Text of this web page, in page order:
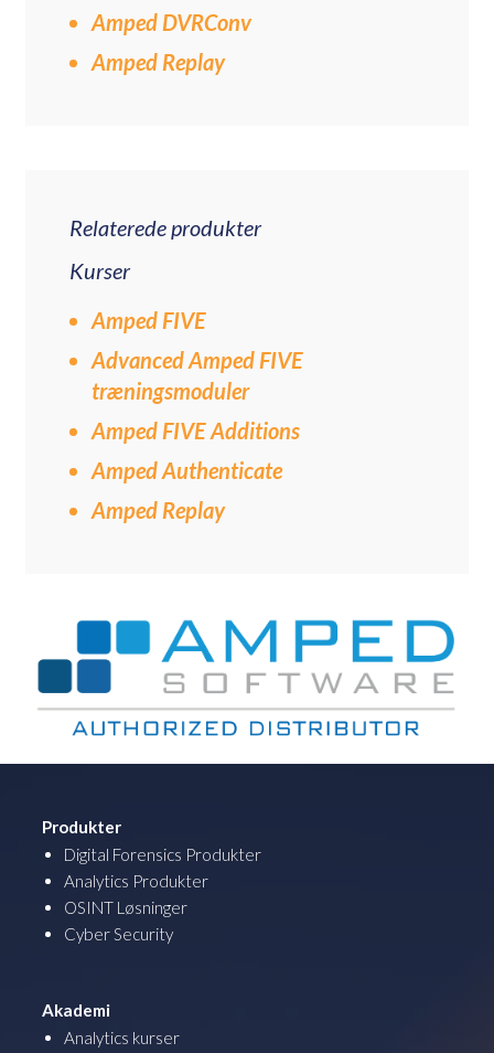
Amped DVRConv
Amped Replay
Relaterede produkter
Kurser
Amped FIVE
Advanced Amped FIVE
træningsmoduler
Amped FIVE Additions
Amped Authenticate
Amped Replay
Produkter
Digital Forensics Produkter
Analytics Produkter
OSINT Løsninger
Cyber Security
Akademi
Analytics kurser